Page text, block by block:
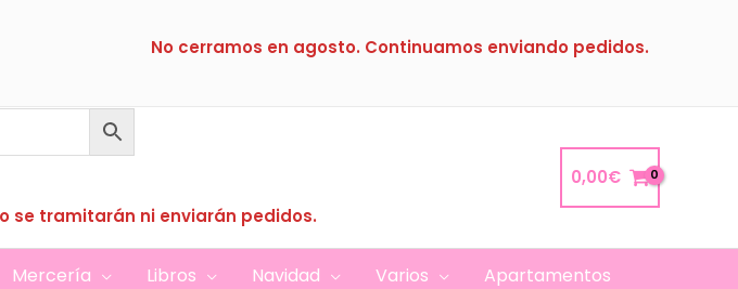
No cerramos en agosto. Continuamos enviando pedidos.
se tramitarán ni enviarán pedidos.
0,00€
Mercería Libros Navidad Varios Apartamentos